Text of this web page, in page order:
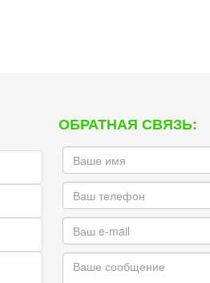
ОБРАТНАЯ СВЯЗЬ: